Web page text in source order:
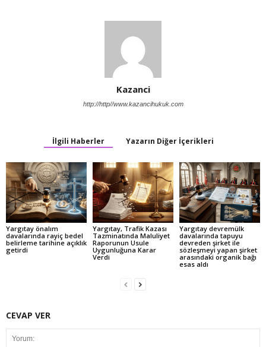
Kazanci
http://http//www.kazancihukuk.com
İlgili Haberler Yazarın Diğer İçerikleri
Yargıtay önalım
davalarında rayiç bedel
belirleme tarihine açıklık
getirdi
Yargıtay, Trafik Kazası
Tazminatında Maluliyet
Raporunun Usule
Uygunluğuna Karar
Verdi
Yargıtay devremülk
davalarında tapuyu
devreden şirket ile
sözleşmeyi yapan şirket
arasındaki organik bağı
esas aldı
CEVAP VER